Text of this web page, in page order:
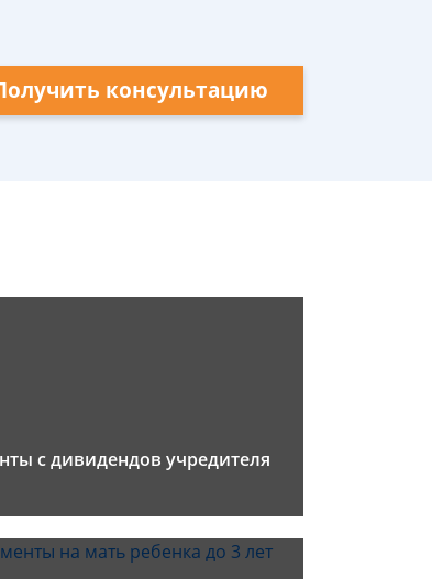
консультацию
с дивидендов учредителя